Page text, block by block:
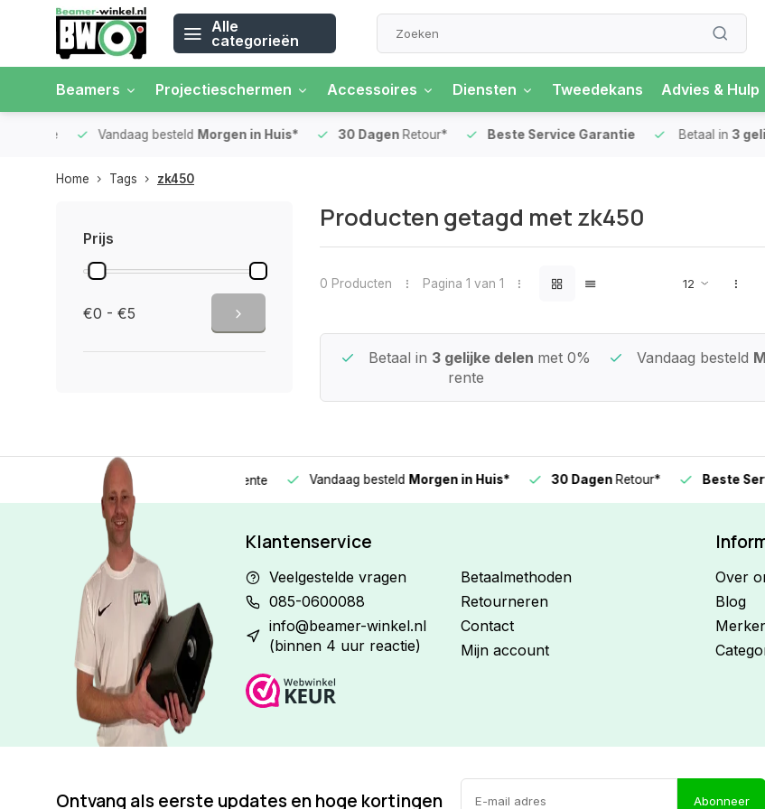
Alle
categorieën
Beamers Projectieschermen Accessoires Diensten Tweedekans Advies & Hulp
Vandaag besteldMorgen in Huis* 30 DagenRetour* Beste Service Garantie Betaal in 3
Home Tags zk450
Prijs
€0 - €5
Producten getagd met zk450
0 Producten Pagina 1 van 1
Beste Service Garantie Betaal in 3 gelijke delen met 0%
rente
Vandaag besteld
3 gelijke delen Vandaag besteldMorgen in Huis* 30 DagenRetour* Beste Service
Klantenservice
Veelgestelde vragen
085-0600088
info@beamer-winkel.nl
(binnen 4 uur reactie)
Betaalmethoden
Retourneren
Contact
Mijn account
Over
Blog
Ontvang als eerste updates en hoge kortingen Abonneer